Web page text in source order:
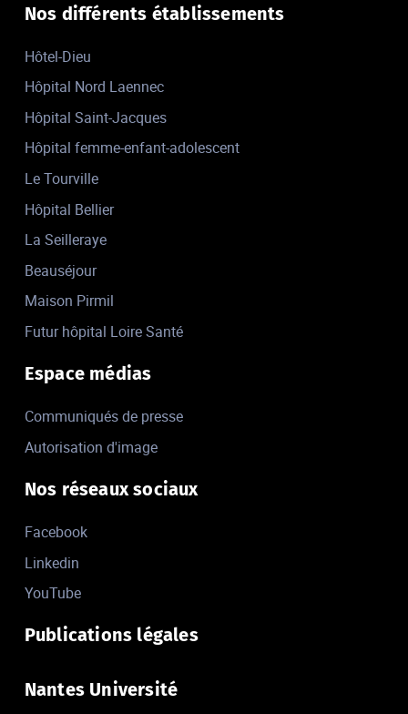
Nos différents établissements
Hôtel-Dieu
Hôpital Nord Laennec
Hôpital Saint-Jacques
Hôpital femme-enfant-adolescent
Le Tourville
Hôpital Bellier
La Seilleraye
Beauséjour
Maison Pirmil
Futur hôpital Loire Santé
Espace médias
Communiqués de presse
Autorisation d'image
Nos réseaux sociaux
Facebook
Linkedin
YouTube
Publications légales
Nantes Université